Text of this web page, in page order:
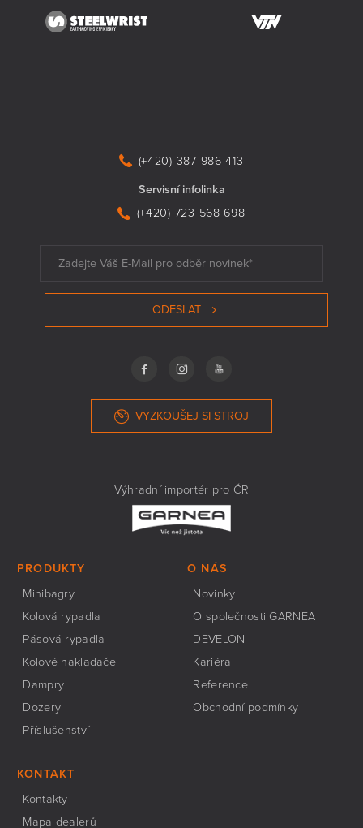
(+420) 387 986 413
Servisní infolinka
(+420) 723 568 698
ODESLAT
VYZKOUŠEJ SI STROJ
Výhradní importér pro ČR
PRODUKTY
Minibagry
Kolová rypadla
Pásová rypadla
Kolové nakladače
Dampry
Dozery
Příslušenství
O NÁS
Novinky
O společnosti GARNEA
DEVELON
Kariéra
Reference
Obchodní podmínky
KONTAKT
Kontakty
Mapa dealerů